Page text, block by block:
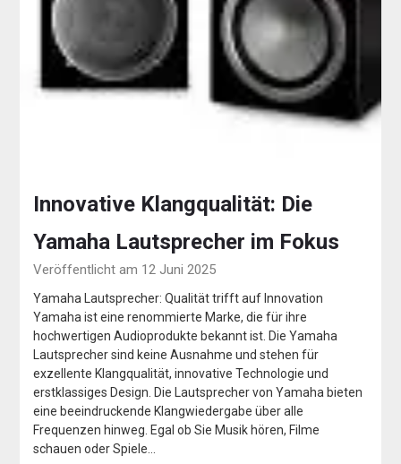
Innovative Klangqualität: Die
Yamaha Lautsprecher im Fokus
Veröffentlicht am 12 Juni 2025
Yamaha Lautsprecher: Qualität trifft auf Innovation
Yamaha ist eine renommierte Marke, die für ihre
hochwertigen Audioprodukte bekannt ist. Die Yamaha
Lautsprecher sind keine Ausnahme und stehen für
exzellente Klangqualität, innovative Technologie und
erstklassiges Design. Die Lautsprecher von Yamaha bieten
eine beeindruckende Klangwiedergabe über alle
Frequenzen hinweg. Egal ob Sie Musik hören, Filme
schauen oder Spiele…